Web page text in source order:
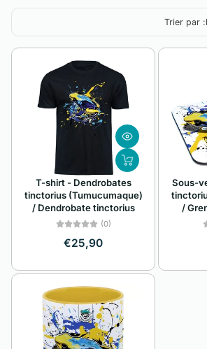
Trier par :
T-shirt - Dendrobates
tinctorius (Tumucumaque)
/ Dendrobate tinctorius
(0)
€25,90
Sous-
/